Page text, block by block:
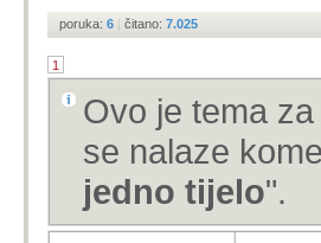
poruka: 6 | čitano: 7.025
1
Ovo je tema
se nalaze
jedno tijelo".